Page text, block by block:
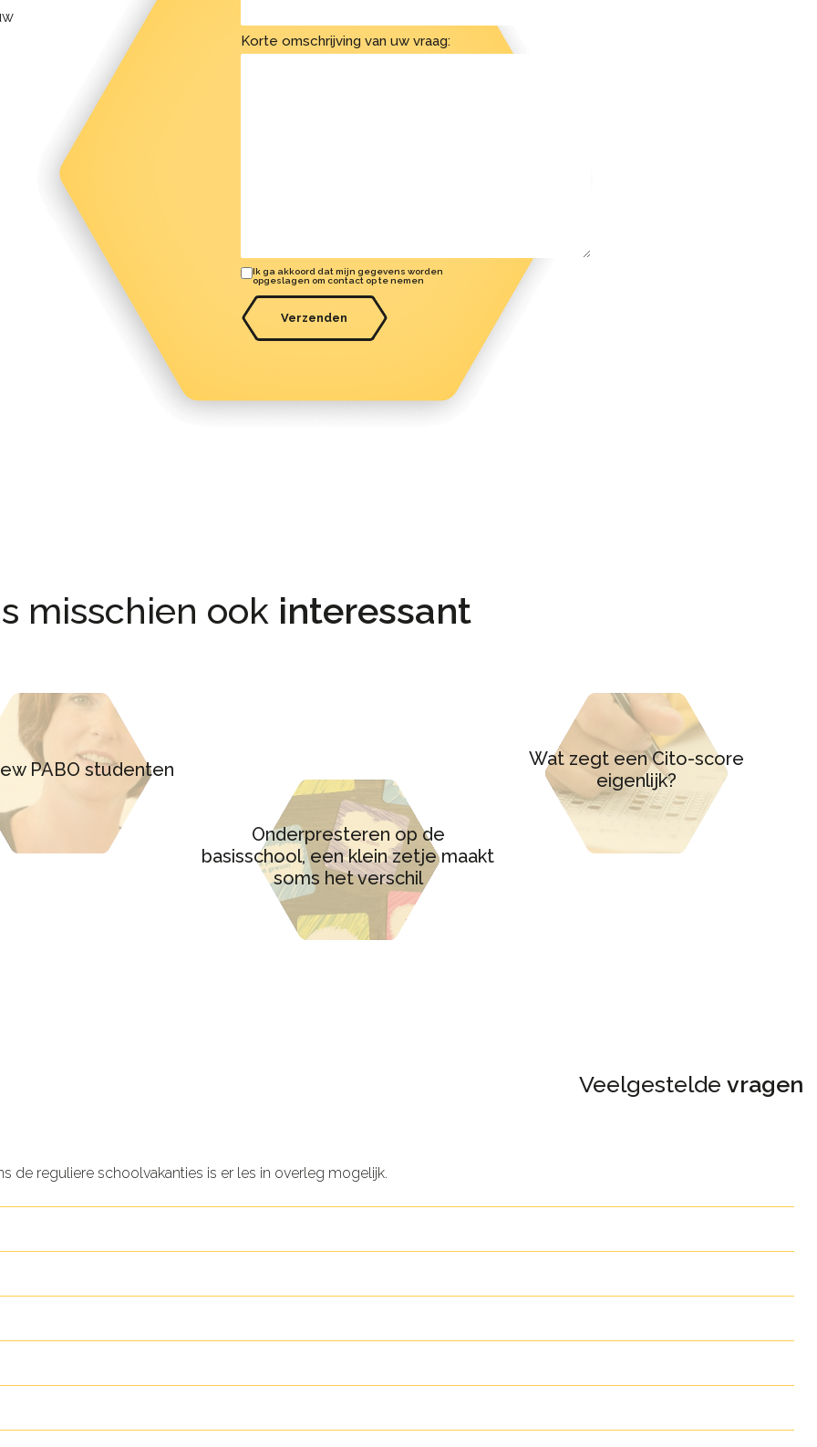
Korte omschrijving van uw vraag:
Ik ga akkoord dat mijn gegevens worden
opgeslagen om contact op te nemen
Verzenden
misschien ook interessant
Onderpresteren op de
basisschool, een klein zetje maakt
soms het verschil
PABO studenten
Wat zegt een Cito-score
eigenlijk?
Veelgestelde vragen
de reguliere schoolvakanties is er les in overleg mogelijk.